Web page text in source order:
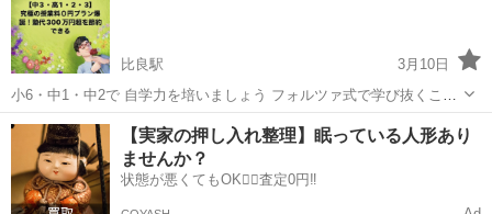
で、集中して取り組むことがで...
比良駅
3月10日
小6・中1・中2で 自学力を培いましょう フォルツァ式で学び抜くこと
で 自学力を武器に 大学受験までに必要な学習を 丁寧に取り組めるよ
うになります
愛知 北名古屋市 比良駅 塾
【実家の押し入れ整理】眠っている人形あり
ませんか？
状態が悪くてもOK🙆‍♀️査定0円‼️